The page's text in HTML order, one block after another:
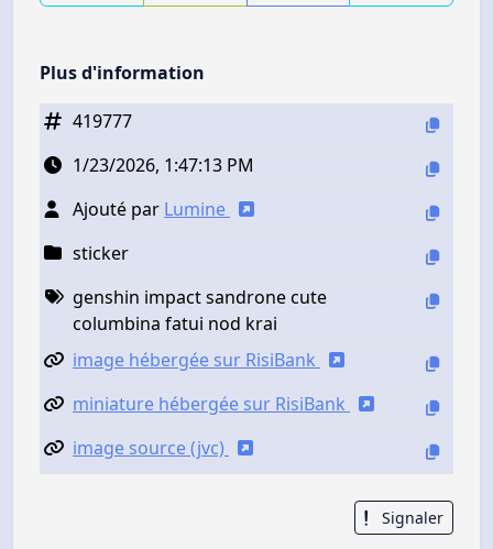
Plus d'information
419777
1/23/2026, 1:47:13 PM
Ajouté par Lumine
sticker
genshin impact sandrone cute
columbina fatui nod krai
image hébergée sur RisiBank
miniature hébergée sur RisiBank
image source (jvc)
Signaler